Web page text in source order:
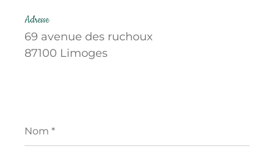
Adresse
69 avenue des ruchoux
87100 Limoges
*